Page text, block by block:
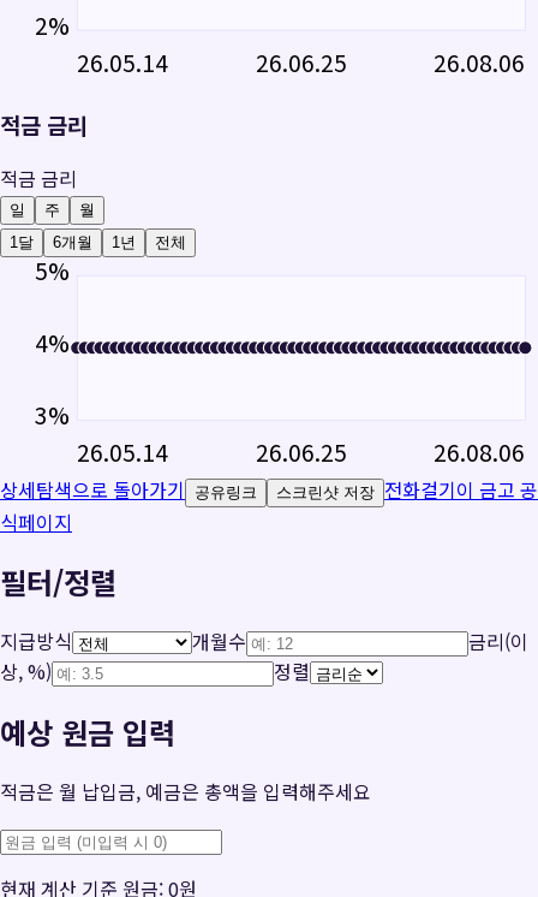
2%
26.05.14
26.06.25 26.08.06
적금 금리
적금 금리
일 주
월
1달
6개월 1년 전체
5%
4%
3%
26.05.14 26.06.25 26.08.06
상세탐색으로 돌아가기 공유링크 스크린샷 저장 전화걸기이 금고 공
식페이지
필터/정렬
지급방식 개월수
금리(이
상, %)
정렬
예상 원금 입력
적금은 월 납입금, 예금은 총액을 입력해주세요
현재 계산 기준 원금:0원